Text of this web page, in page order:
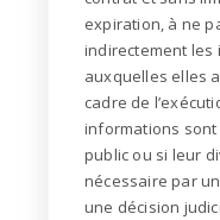
expiration, à ne
indirectement
auxquelles elles
cadre de
informations sont
public ou si leur
nécessaire par
une décision